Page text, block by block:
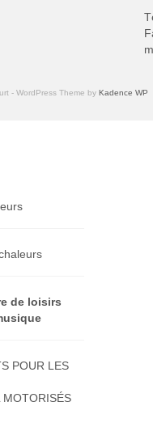
- WordPress Theme by Kadence WP
de loisirs
POUR LES
MOTORISÉS